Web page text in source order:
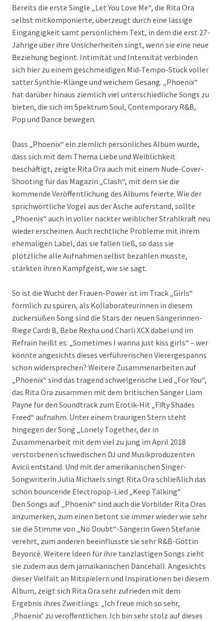
Bereits die erste Single „Let You Love Me“, die Rita Ora
selbst mitkomponierte, überzeugt durch eine lässige
Eingängigkeit samt persönlichem Text, in dem die erst 27-
Jährige über ihre Unsicherheiten singt, wenn sie eine neue
Beziehung beginnt. Intimität und Intensität verbinden
sich hier zu einem geschmeidigen Mid-Tempo-Stück voller
satter Synthie-Klänge und weichem Gesang. „Phoenix“
hat darüber hinaus ziemlich viel unterschiedliche Songs zu
bieten, die sich im Spektrum Soul, Contemporary R&B,
Pop und Dance bewegen.
Dass „Phoenix“ ein ziemlich persönliches Album wurde,
dass sich mit dem Thema Liebe und Weiblichkeit
beschäftigt, zeigte Rita Ora auch mit einem Nude-Cover-
Shooting für das Magazin „Clash“, mit dem sie die
kommende Veröffentlichung des Albums feierte. Wie der
sprichwörtliche Vogel aus der Asche auferstand, sollte
„Phoenix“ auch in voller nackter weiblicher Strahlkraft neu
wieder erscheinen. Auch rechtliche Probleme mit ihrem
ehemaligen Label, das sie fallen ließ, so dass sie
plötzliche alle Aufnahmen selbst bezahlen musste,
stärkten ihren Kampfgeist, wie sie sagt.
So ist die Wucht der Frauen-Power ist im Track „Girls“
förmlich zu spüren, als Kollaborateurinnen in diesem
zuckersüßen Song sind die Stars der neuen Sängerinnen-
Riege Cardi B, Bebe Rexha und Charli XCX dabei und im
Refrain heißt es: „Sometimes I wanna just kiss girls“ – wer
könnte angesichts dieses verführerischen Vierergespanns
schon widersprechen? Weitere Zusammenarbeiten auf
„Phoenix“ sind das tragend schwelgerische Lied „For You“,
das Rita Ora zusammen mit dem britischen Sänger Liam
Payne für den Soundtrack zum Erotik-Hit „Fifty Shades
Freed“ aufnahm. Unter einem traurigen Stern steht
hingegen der Song „Lonely Together, der in
Zusammenarbeit mit dem viel zu jung im April 2018
verstorbenen schwedischen DJ und Musikproduzenten
Avicii entstand. Und mit der amerikanischen Singer-
Songwriterin Julia Michaels singt Rita Ora schließlich das
schön bouncende Electropop-Lied „Keep Talking“
Den Songs auf „Phoenix“ sind auch die Vorbilder Rita Oras
anzumerken, zum einen betont sie immer wieder wie sehr
sie die Stimme von „No Doubt“-Sängerin Gwen Stefanie
verehrt, zum anderen beeinflusste sie sehr R&B-Göttin
Beyoncé. Weitere Ideen für ihre tanzlastigen Songs zieht
sie zudem aus dem jamaikanischen Dancehall. Angesichts
dieser Vielfalt an Mitspielern und Inspirationen bei diesem
Album, zeigt sich Rita Ora sehr zufrieden mit dem
Ergebnis ihres Zweitlings: „Ich freue mich so sehr,
‚Phoenix’ zu veröffentlichen. Ich bin sehr stolz auf dieses